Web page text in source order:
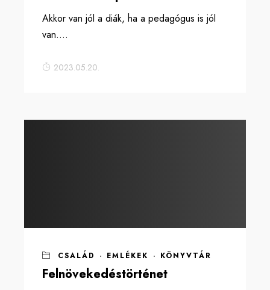
Akkor van jól a diák, ha a pedagógus is jól
van....
2023.05.20.
CSALÁD · EMLÉKEK · KÖNYVTÁR
Felnövekedéstörténet